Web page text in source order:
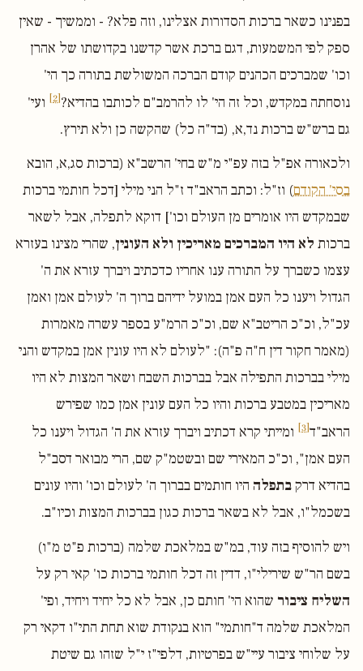
בפנינו כשאר ברכות הסדורות אצלינו, וזה פלא? - וממשיך - שאין
ספק לפי המשמעות, דגם ברכת אשר קדשנו בקדושתו של אהרן
וכו' שמברכים הכהנים קודם הברכה המשולשת בתורה כך הי'
נוסחתה במקדש, וכל זה הי' לו להרמב"ם לכותבו בהדיא?[2]
ועי'
גם ברש"ש ברכות נד,א, (בד"ה כל) שהקשה כן ולא תירץ.
ולכאורה אפ"ל בזה עפ"י מ"ש בחי' הרשב"א (ברכות סג,א, הובא
בסי' הקודם) וז"ל: וכתב הראב"ד ז"ל הני מילי [דכל חותמי ברכות
שבמקדש היו אומרים מן העולם וכו'] דוקא לתפלה, אבל לשאר
ברכות לא היו המברכים מאריכין ולא העונין, שהרי מצינו בעזרא
עצמו כשברך על התורה ענו אחריו כדכתיב ויברך עזרא את ה'
הגדול ויענו כל העם אמן במועל ידיהם ברוך ה' לעולם אמן ואמן
עכ"ל, וכ"כ הריטב"א שם, וכ"כ הרמ"ע בספר עשרה מאמרות
(מאמר חקור דין ח"ה פ"ה): "לעולם לא היו עונין אמן במקדש והני
מילי בברכות התפילה אבל בברכות השבח ושאר המצות לא היו
מאריכין במטבע ברכות והיו כל העם עונין אמן כמו שפירש
הראב"ד[3]
ומייתי קרא דכתיב ויברך עזרא את ה' הגדול ויענו כל
העם אמן", וכ"כ המאירי שם ובשטמ"ק שם, הרי מבואר דסב"ל
בהדיא דרקבתפלה היו חותמים בברוך ה' לעולם וכו' והיו עונים
בשכמל"ו, אבל לא בשאר ברכות כגון בברכות המצות וכיו"ב.
ויש להוסיף בזה עוד, במ"ש במלאכת שלמה (ברכות פ"ט מ"ו)
בשם הר"ש שירילי"ו, דדין זה דכל חותמי ברכות כו' קאי רק על
השליח ציבור שהוא הי' חותם כן, אבל לא כל יחיד ויחיד, ופי'
המלאכת שלמה ד"חותמי" הוא בנקודת שוא תחת התי"ו דקאי רק
על שלוחי ציבור עיי"ש בפרטיות, דלפי"ז י"ל שזהו גם שיטת